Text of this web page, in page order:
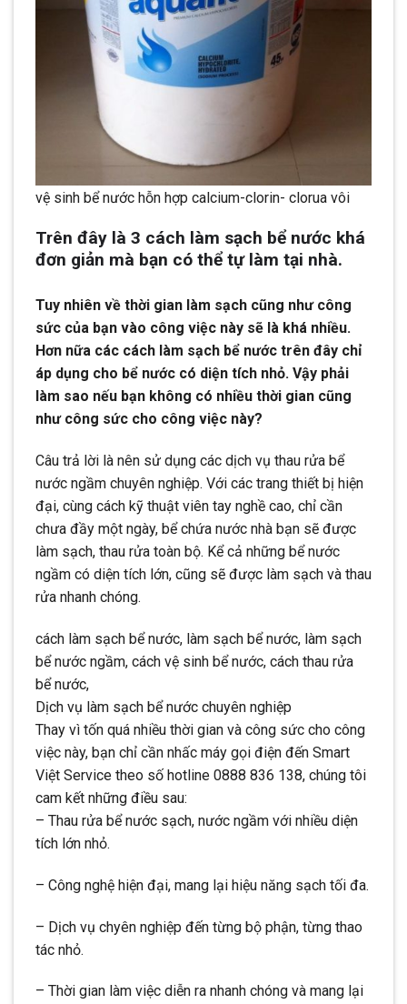
vệ sinh bể nước hỗn hợp calcium-clorin- clorua vôi
Trên đây là 3 cách làm sạch bể nước khá
đơn giản mà bạn có thể tự làm tại nhà.
Tuy nhiên về thời gian làm sạch cũng như công
sức của bạn vào công việc này sẽ là khá nhiều.
Hơn nữa các cách làm sạch bể nước trên đây chỉ
áp dụng cho bể nước có diện tích nhỏ. Vậy phải
làm sao nếu bạn không có nhiều thời gian cũng
như công sức cho công việc này?
Câu trả lời là nên sử dụng các dịch vụ thau rửa bể
nước ngầm chuyên nghiệp. Với các trang thiết bị hiện
đại, cùng cách kỹ thuật viên tay nghề cao, chỉ cần
chưa đầy một ngày, bể chứa nước nhà bạn sẽ được
làm sạch, thau rửa toàn bộ. Kể cả những bể nước
ngầm có diện tích lớn, cũng sẽ được làm sạch và thau
rửa nhanh chóng.
cách làm sạch bể nước, làm sạch bể nước, làm sạch
bể nước ngầm, cách vệ sinh bể nước, cách thau rửa
bể nước,
Dịch vụ làm sạch bể nước chuyên nghiệp
Thay vì tốn quá nhiều thời gian và công sức cho công
việc này, bạn chỉ cần nhấc máy gọi điện đến Smart
Việt Service theo số hotline 0888 836 138, chúng tôi
cam kết những điều sau:
– Thau rửa bể nước sạch, nước ngầm với nhiều diện
tích lớn nhỏ.
– Công nghệ hiện đại, mang lại hiệu năng sạch tối đa.
– Dịch vụ chyên nghiệp đến từng bộ phận, từng thao
tác nhỏ.
– Thời gian làm việc diễn ra nhanh chóng và mang lại